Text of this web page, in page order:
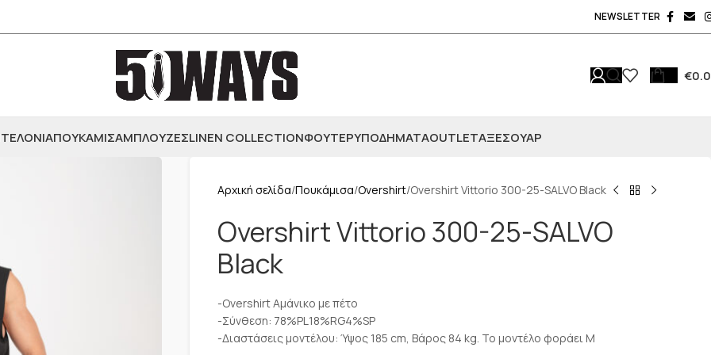
NEWSLETTER
€
ΠΟΥΚΑΜΙΣΑΜΠΛΟΥΖΕΣLINEN COLLECTIONΦΟΥΤΕΡΥΠΟΔΗΜΑΤΑOUTLETΑΞΕΣΟΥΆΡ
Αρχική σελίδα Πουκάμισα Overshirt Overshirt Vittorio 300-25-SALVO Black
Overshirt Vittorio 300-25-SALVO
Black
-Overshirt Αμάνικο με πέτο
-Σύνθεση: 78%PL18%RG4%SP
-Διαστάσεις μοντέλου: Ύψος 185 cm, Βάρος 84 kg. Το μοντέλο φοράει M